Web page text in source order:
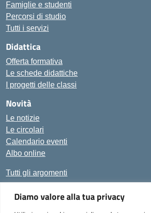
Diamo valore alla tua privacy
Famiglie e studenti
Percorsi di studio
Tutti i servizi
Didattica
Offerta formativa
Le schede didattiche
I progetti delle classi
Novità
Le notizie
Le circolari
Calendario eventi
Albo online
Tutti gli argomenti
Amministrazione TrasparenteAlbo